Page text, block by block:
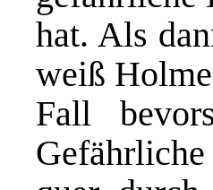
hat. Als
weiß
Fall